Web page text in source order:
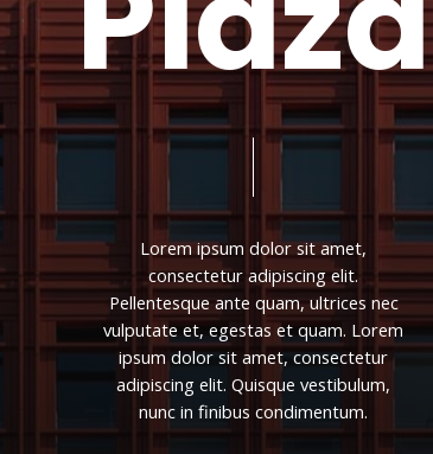
Lorem ipsum dolor sit amet,
consectetur adipiscing elit.
Pellentesque ante quam, ultrices nec
vulputate et, egestas et quam. Lorem
ipsum dolor sit amet, consectetur
adipiscing elit. Quisque vestibulum,
nunc in finibus condimentum.